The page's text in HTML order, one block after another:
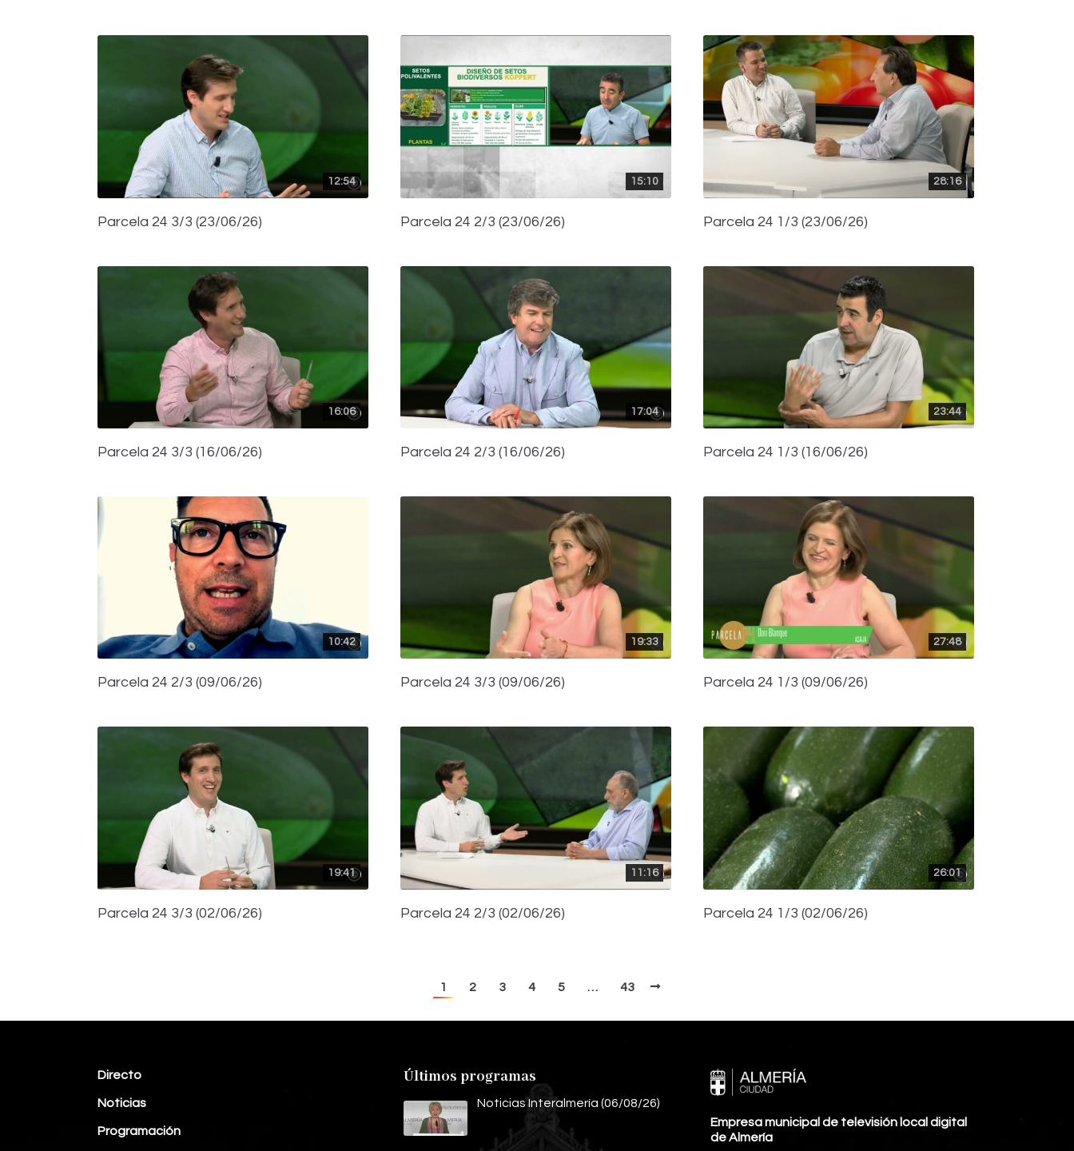
12:54
Parcela 24 3/3 (23/06/26)
15:10
Parcela 24 2/3 (23/06/26)
28:16
Parcela 24 1/3 (23/06/26)
16:06
Parcela 24 3/3 (16/06/26)
17:04
Parcela 24 2/3 (16/06/26)
23:44
Parcela 24 1/3 (16/06/26)
10:42
Parcela 24 2/3 (09/06/26)
19:33
Parcela 24 3/3 (09/06/26)
27:48
Parcela 24 1/3 (09/06/26)
19:41
Parcela 24 3/3 (02/06/26)
11:16
Parcela 24 2/3 (02/06/26)
26:01
Parcela 24 1/3 (02/06/26)
1 2 3 4 5 … 43
Directo
Noticias
Programación
Últimos programas
Noticias Interalmería (06/08/26)
Empresa municipal de televisión local digital
de Almería